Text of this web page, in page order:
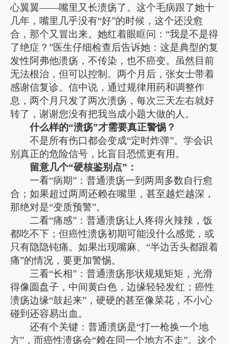
心翼翼——嘴里又长溃疡了。这个毛病跟了她十
几年，嘴里几乎没有“好”的时候，这个还没愈
合，那个又冒出来。她红着眼眶问：“我是不是得
了绝症？”医生仔细检查后告诉她：这是典型的复
发性阿弗他溃疡，不传染，也不癌变。虽然目前
无法根治，但可以控制。两个月后，张女士带着
感谢信复诊。信中说，通过规律用药和调整作
息，两个月只发了两次溃疡，每次三天左右就好
转了，谢谢您没有把我当成小题大做的人。
什么样的“溃疡”才需要真正警惕？
不是所有伤口都会变成“定时炸弹”。学会识
别真正的危险信号，比盲目恐慌更有用。
留意几个“硬核鉴别点”：
一看“病期”：普通溃疡一到两周多数自行愈
合；如果超过两周还赖在嘴里，甚至越烂越深，
那绝对是“变质预警”。
二看“痛感”：普通溃疡让人疼得火辣辣，饭
都吃不下；但癌性溃疡初期可能没什么感觉，或
只有隐隐钝痛。如果出现嘴麻、“半边舌头都跟着
痛”的情况，要更加警惕。
三看“长相”：普通溃疡形状规规矩矩，光滑
得像圆盘子，中间黄白色，边缘轻轻发红；癌性
溃疡边缘“鼓起来”，硬硬的甚至像菜花，不小心
碰到还容易出血。
还有个关键：普通溃疡是“打一枪换一个地
方”，而癌性溃疡会“赖在同一个地方不走”。这个